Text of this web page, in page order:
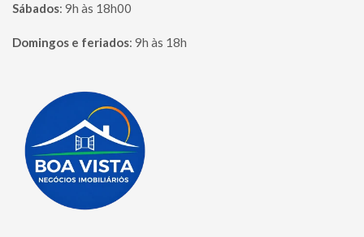
Sábados: 9h às 18h00
Domingos e feriados: 9h às 18h
Página inicial